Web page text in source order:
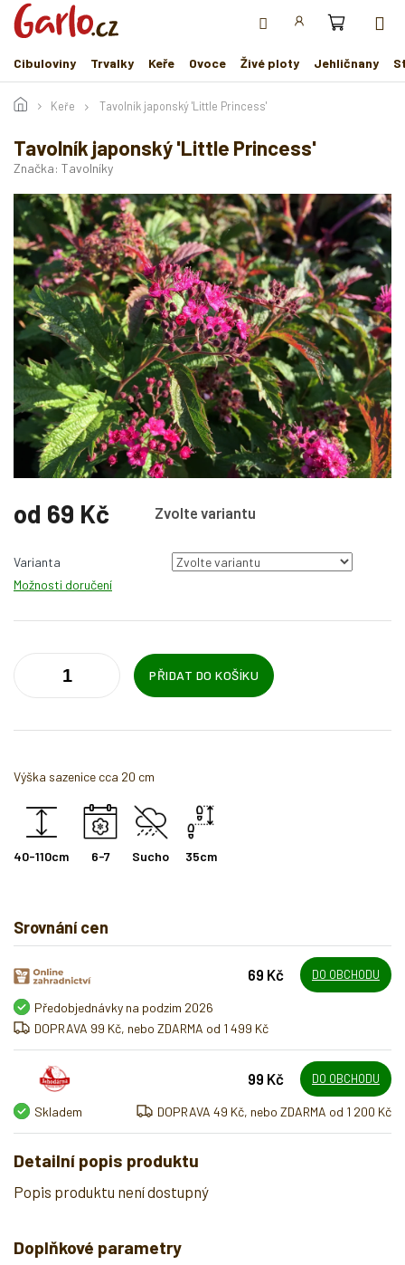
Přejít
obsah
Cibuloviny
Trvalky Keře Ovoce Živé ploty Jehličnany
Keře Tavolník japonský 'Little Princess'
Tavolník japonský 'Little Princess'
Značka: Tavolníky
od 69 Kč Zvolte variantu
cena:
Varianta
Možnosti doručení
PŘIDAT DO KOŠÍKU
Výška sazenice cca 20 cm
40-110cm 6-7 Sucho 35cm
Srovnání cen
69 Kč DO OBCHODU
Předobjednávky na podzim 2026
DOPRAVA 99 Kč, nebo ZDARMA od 1 499 Kč
99 Kč DO OBCHODU
Skladem DOPRAVA 49 Kč, nebo ZDARMA od 1 200 Kč
Detailní popis produktu
Popis produktu není dostupný
Doplňkové parametry